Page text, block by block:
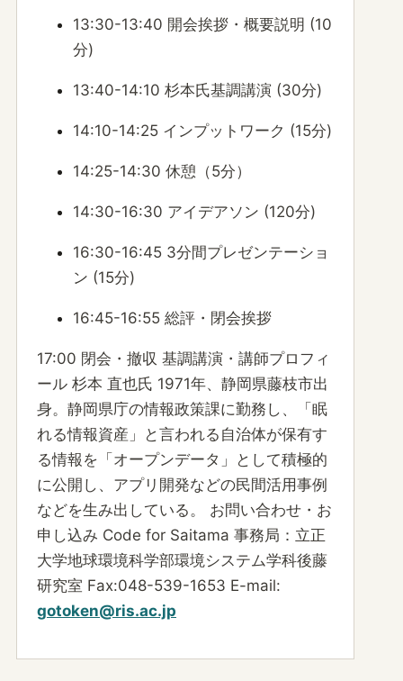
13:30-13:40 開会挨拶・概要説明 (10
分)
13:40-14:10 杉本氏基調講演 (30分)
14:10-14:25 インプットワーク (15分)
14:25-14:30 休憩（5分）
14:30-16:30 アイデアソン (120分)
16:30-16:45 3分間プレゼンテーショ
ン (15分)
16:45-16:55 総評・閉会挨拶
17:00 閉会・撤収 基調講演・講師プロフィ
ール 杉本 直也氏 1971年、静岡県藤枝市出
身。静岡県庁の情報政策課に勤務し、「眠
れる情報資産」と言われる自治体が保有す
る情報を「オープンデータ」として積極的
に公開し、アプリ開発などの民間活用事例
などを生み出している。 お問い合わせ・お
申し込み Code for Saitama 事務局：立正
大学地球環境科学部環境システム学科後藤
研究室 Fax:048-539-1653 E-mail:
gotoken@ris.ac.jp